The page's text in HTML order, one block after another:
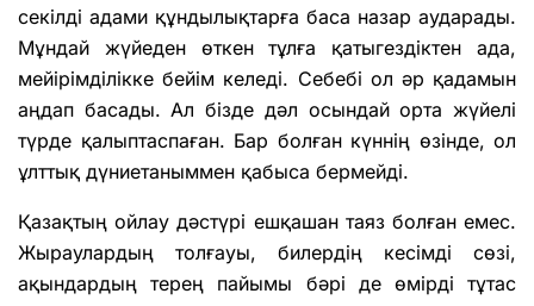
секілді адами құндылықтарға баса назар аударады.
Мұндай жүйеден өткен тұлға қатыгездіктен ада,
мейірімділікке бейім келеді. Себебі ол әр қадамын
аңдап басады. Ал бізде дәл осындай орта жүйелі
түрде қалыптаспаған. Бар болған күннің өзінде, ол
ұлттық дүниетаныммен қабыса бермейді.
Қазақтың ойлау дәстүрі ешқашан таяз болған емес.
Жыраулардың толғауы, билердің кесімді сөзі,
ақындардың терең пайымы бәрі де өмірді тұтас